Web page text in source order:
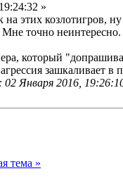
»
этих козлотигров,
точно неинтересно.
который
зашкаливает
02 Января 2016,
тема »